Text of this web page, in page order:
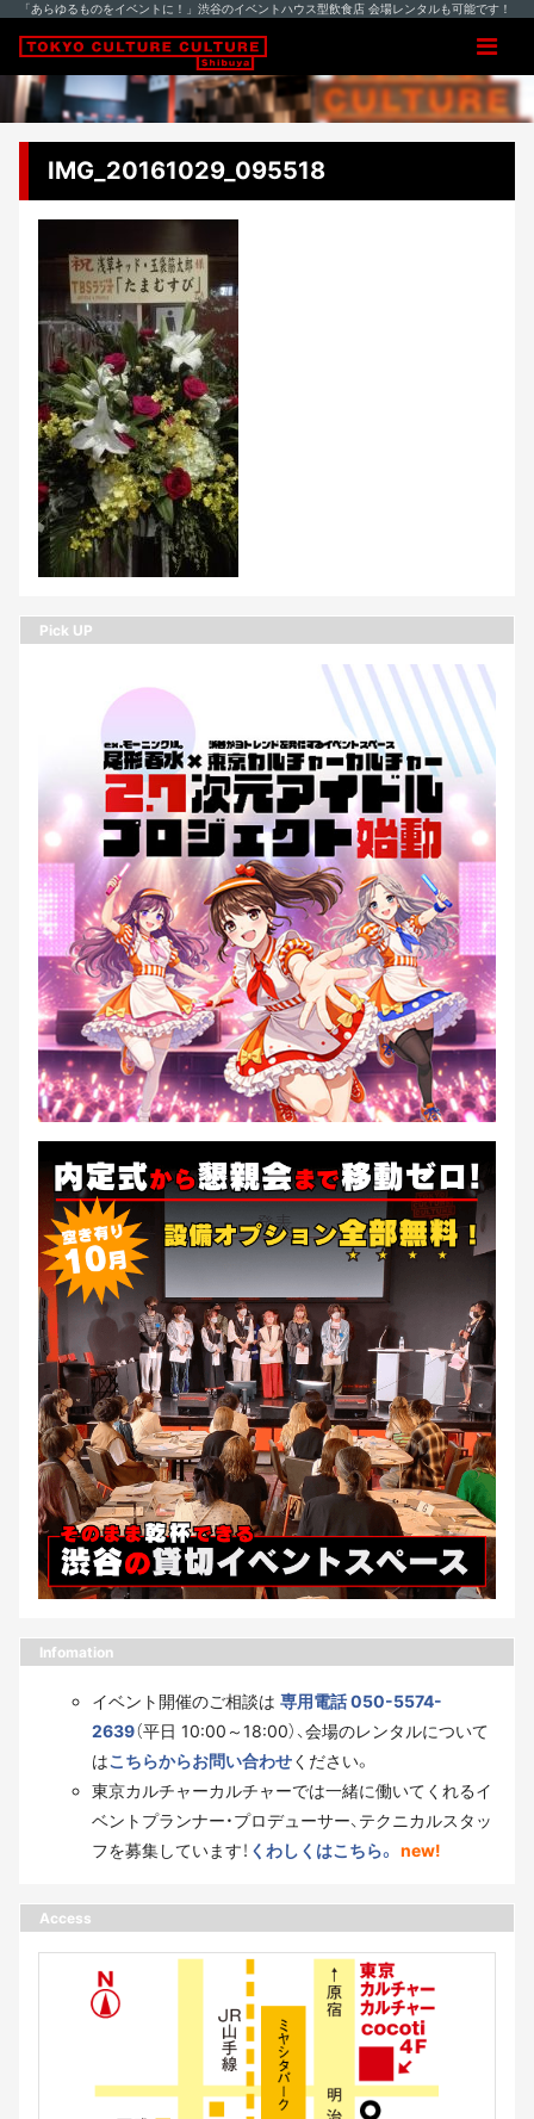
「あらゆるものをイベントに！」渋谷のイベントハウス型飲食店 会場レンタルも可能です！
IMG_20161029_095518
Pick UP
Infomation
イベント開催のご相談は 専用電話 050-5574-
2639（平日 10:00～18:00）、会場のレンタルについて
はこちらからお問い合わせください。
東京カルチャーカルチャーでは一緒に働いてくれるイ
ベントプランナー・プロデューサー、テクニカルスタッ
フを募集しています！ くわしくはこちら。 new!
Access